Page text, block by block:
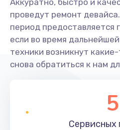
Аккуратно, быстро и
проведут ремонт
период предоставляется
если во время
техники возникнут
снова обратиться к нам
5
Сервисных